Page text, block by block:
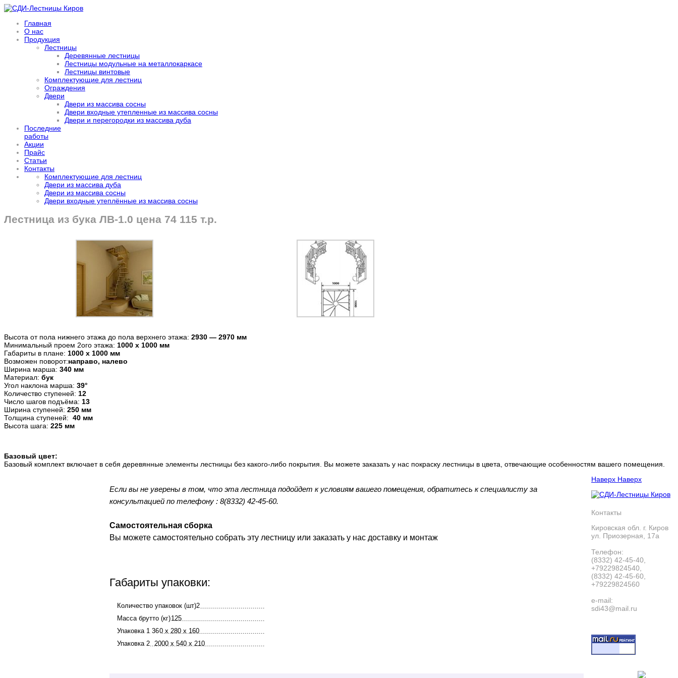
Главная
О нас
Продукция
Лестницы
Деревянные лестницы
Лестницы модульные на металлокаркасе
Лестницы винтовые
Комплектующие для лестниц
Ограждения
Двери
Двери из массива сосны
Двери входные утепленные из массива сосны
Двери и перегородки из массива дуба
Последние
работы
Акции
Прайс
Статьи
Контакты
Комплектующие для лестниц
Двери из массива дуба
Двери из массива сосны
Двери входные утеплённые из массива сосны
Лестница из бука ЛВ-1.0 цена 74 115 т.р.
Высота от пола нижнего этажа до пола верхнего этажа: 2930 — 2970 мм
Минимальный проем 2ого этажа: 1000 x 1000 мм
Габариты в плане: 1000 x 1000 мм
Возможен поворот:направо, налево
Ширина марша: 340 мм
Материал: бук
Угол наклона марша: 39°
Количество ступеней: 12
Число шагов подъёма: 13
Ширина ступеней: 250 мм
Толщина ступеней: 40 мм
Высота шага: 225 мм
Базовый цвет:
Базовый комплект включает в себя деревянные элементы лестницы без какого-либо покрытия. Вы можете заказать у нас покраску лестницы в цвета, отвечающие особенностям вашего помещения.
Если вы не уверены в том, что эта лестница подойдет к условиям вашего помещения, обратитесь к специалисту за
консультацией по телефону : 8(8332) 42-45-60.
Самостоятельная сборка
Вы можете самостоятельно собрать эту лестницу или заказать у нас доставку и монтаж
Габариты упаковки:
Количество упаковок (шт)2
Масса брутто (кг)125
Упаковка 1 360 х 280 х 160
Упаковка 2 2000 х 540 х 210
Наверх Наверх
Контакты
Кировская обл. г. Киров
ул. Приозерная, 17а
Телефон:
(8332) 42-45-40,
+79229824540,
(8332) 42-45-60,
+79229824560
e-mail:
sdi43@mail.ru